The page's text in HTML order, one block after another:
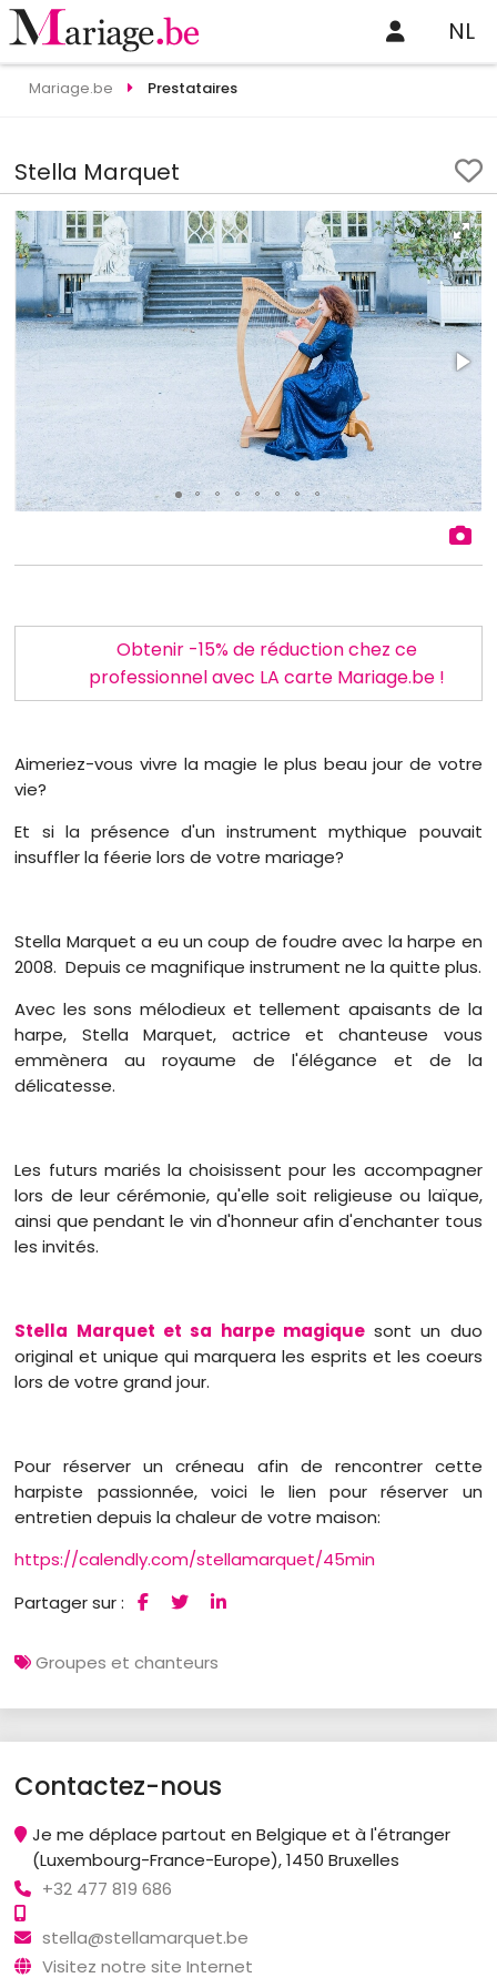
NL
Mariage.be Prestataires
Stella Marquet
Obtenir -15% de réduction chez ce
professionnel avec LA carte Mariage.be !
Aimeriez-vous vivre la magie le plus beau jour de votre
vie?
Et si la présence d'un instrument mythique pouvait
insuffler la féerie lors de votre mariage?
Stella Marquet a eu un coup de foudre avec la harpe en
2008. Depuis ce magnifique instrument ne la quitte plus.
Avec les sons mélodieux et tellement apaisants de la
harpe, Stella Marquet, actrice et chanteuse vous
emmènera au royaume de l'élégance et de la
délicatesse.
Les futurs mariés la choisissent pour les accompagner
lors de leur cérémonie, qu'elle soit religieuse ou laïque,
ainsi que pendant le vin d'honneur afin d'enchanter tous
les invités.
Stella Marquet et sa harpe magiquesont un duo
original et unique qui marquera les esprits et les coeurs
lors de votre grand jour.
Pour réserver un créneau afin de rencontrer cette
harpiste passionnée, voici le lien pour réserver un
entretien depuis la chaleur de votre maison:
https://calendly.com/stellamarquet/45min
Partager sur :
Groupes et chanteurs
Contactez-nous
Je me déplace partout en Belgique et à l'étranger
(Luxembourg-France-Europe), 1450 Bruxelles
+32 477 819 686
stella@stellamarquet.be
Visitez notre site Internet